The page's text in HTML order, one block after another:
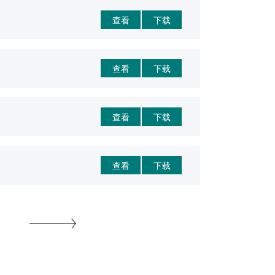
查看 下载
查看 下载
查看 下载
查看 下载